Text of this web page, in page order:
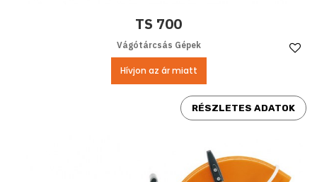
TS 700
Vágótárcsás Gépek
Hívjon az ár miatt
RÉSZLETES ADATOK